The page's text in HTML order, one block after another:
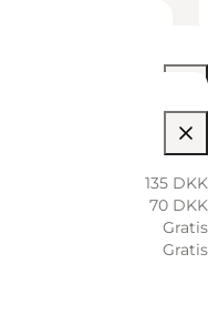
10:00 AM–06:00 PM
10:00 AM–06:00 PM
135 DKK
70 DKK
Gratis
Gratis